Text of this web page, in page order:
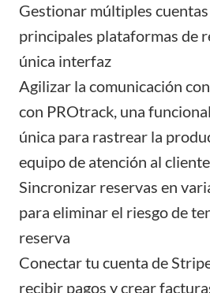
Gestionar múltiples
principales plataformas de
única interfaz
Agilizar la comunicación
con PROtrack, una
única para rastrear la
equipo de atención al cliente
Sincronizar reservas en
para eliminar el riesgo de
reserva
Conectar tu cuenta de
recibir pagos y crear